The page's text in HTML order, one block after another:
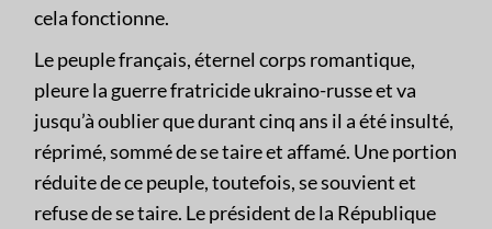
cela fonctionne.
Le peuple français, éternel corps romantique,
pleure la guerre fratricide ukraino-russe et va
jusqu’à oublier que durant cinq ans il a été insulté,
réprimé, sommé de se taire et affamé. Une portion
réduite de ce peuple, toutefois, se souvient et
refuse de se taire. Le président de la République